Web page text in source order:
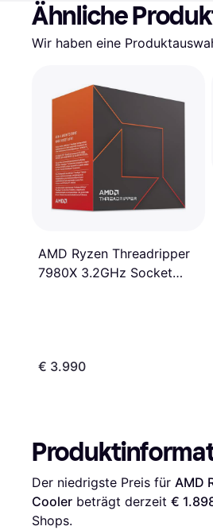
Ähnliche
Wir haben eine
AMD Ryzen Threadripper
7980X 3.2GHz Socket
€ 3.990
Der niedrigste Preis für AMD
Cooler beträgt derzeit €
Shops.